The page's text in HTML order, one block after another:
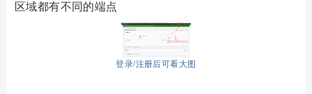
区域都有不同的端点
登录/注册后可看大图